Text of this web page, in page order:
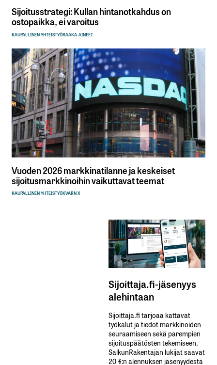
Sijoitusstrategi: Kullan hintanotkahdus on
ostopaikka, ei varoitus
KAUPALLINEN YHTEISTYÖRAAKA-AINEET
Vuoden 2026 markkinatilanne ja keskeiset
sijoitusmarkkinoihin vaikuttavat teemat
KAUPALLINEN YHTEISTYÖKVARN X
Sijoittaja.fi-jäsenyys
alehintaan
Sijoittaja.fi tarjoaa kattavat
työkalut ja tiedot markkinoiden
seuraamiseen sekä parempien
sijoituspäätösten tekemiseen.
SalkunRakentajan lukijat saavat
20 %:n alennuksen jäsenyydestä